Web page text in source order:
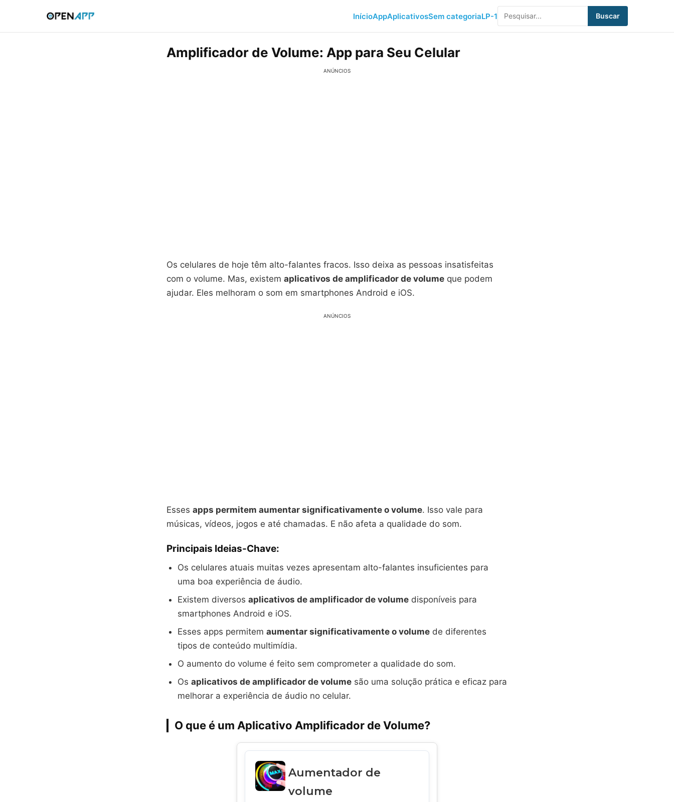
InícioAppAplicativosSem categoriaLP-1 Buscar
Amplificador de Volume: App para Seu Celular
ANÚNCIOS
Os celulares de hoje têm alto-falantes fracos. Isso deixa as pessoas insatisfeitas
com o volume. Mas, existem aplicativos de amplificador de volume que podem
ajudar. Eles melhoram o som em smartphones Android e iOS.
ANÚNCIOS
Esses apps permitem aumentar significativamente o volume. Isso vale para
músicas, vídeos, jogos e até chamadas. E não afeta a qualidade do som.
Principais Ideias-Chave:
Os celulares atuais muitas vezes apresentam alto-falantes insuficientes para
uma boa experiência de áudio.
Existem diversos aplicativos de amplificador de volume disponíveis para
smartphones Android e iOS.
Esses apps permitem aumentar significativamente o volume de diferentes
tipos de conteúdo multimídia.
O aumento do volume é feito sem comprometer a qualidade do som.
Os aplicativos de amplificador de volume são uma solução prática e eficaz para
melhorar a experiência de áudio no celular.
O que é um Aplicativo Amplificador de Volume?
Aumentador de
volume